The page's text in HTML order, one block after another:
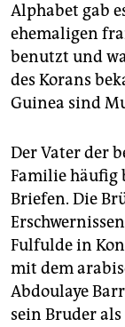
Alphabet gab
ehemaligen
benutzt und
des Korans
Guinea sind
Der Vater der
Familie häufig
Briefen. Die
Fulfulde in
mit dem
Abdoulaye
sein Bruder